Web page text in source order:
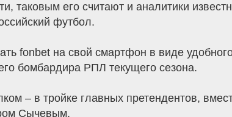
таковым его считают и аналитики
футбол.
fonbet на свой смартфон в виде
бомбардира РПЛ текущего сезона.
– в тройке главных претендентов,
Сычевым.